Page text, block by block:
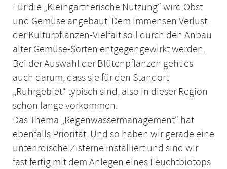
Für die „Kleingärtnerische Nutzung“ wird Obst
und Gemüse angebaut. Dem immensen Verlust
der Kulturpflanzen-Vielfalt soll durch den Anbau
alter Gemüse-Sorten entgegengewirkt werden.
Bei der Auswahl der Blütenpflanzen geht es
auch darum, dass sie für den Standort
„Ruhrgebiet“ typisch sind, also in dieser Region
schon lange vorkommen.
Das Thema „Regenwassermanagement“ hat
ebenfalls Priorität. Und so haben wir gerade eine
unterirdische Zisterne installiert und sind wir
fast fertig mit dem Anlegen eines Feuchtbiotops